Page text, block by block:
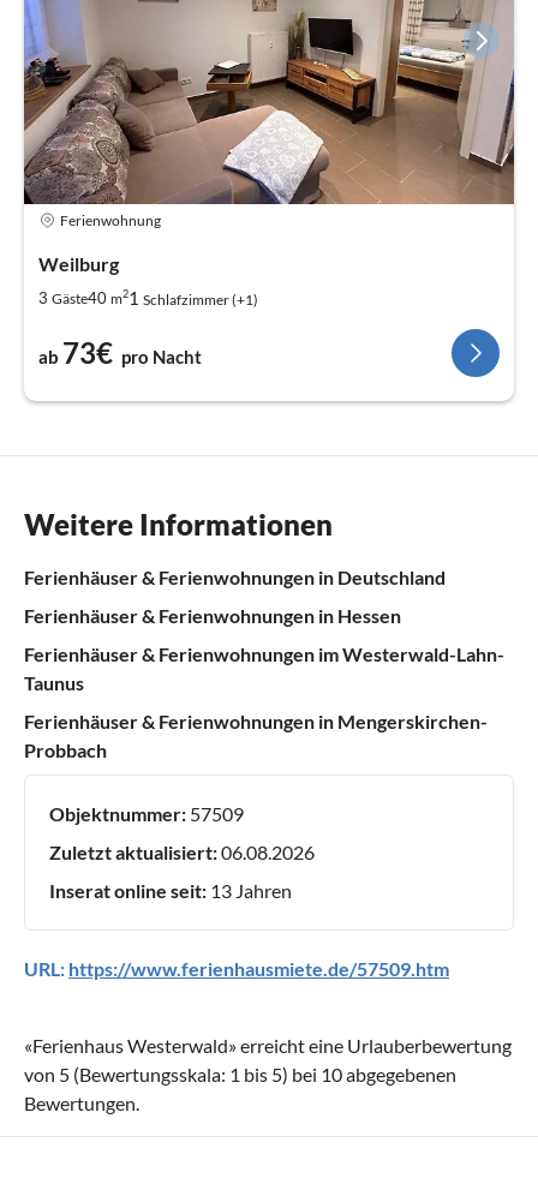
Ferienwohnung
Weilburg
3 Gäste40 m21 Schlafzimmer (+1)
ab 73€ pro Nacht
Weitere Informationen
Ferienhäuser & Ferienwohnungen in Deutschland
Ferienhäuser & Ferienwohnungen in Hessen
Ferienhäuser & Ferienwohnungen im Westerwald-Lahn-
Taunus
Ferienhäuser & Ferienwohnungen in Mengerskirchen-
Probbach
Objektnummer: 57509
Zuletzt aktualisiert:06.08.2026
Inserat online seit: 13 Jahren
URL: https://www.ferienhausmiete.de/57509.htm
«Ferienhaus Westerwald» erreicht eine Urlauberbewertung
von 5 (Bewertungsskala: 1 bis 5) bei 10abgegebenen
Bewertungen.